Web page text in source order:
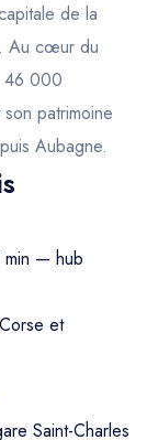
de la
Au cœur du
46 000
patrimoine
Aubagne.
— hub
et
Saint-Charles